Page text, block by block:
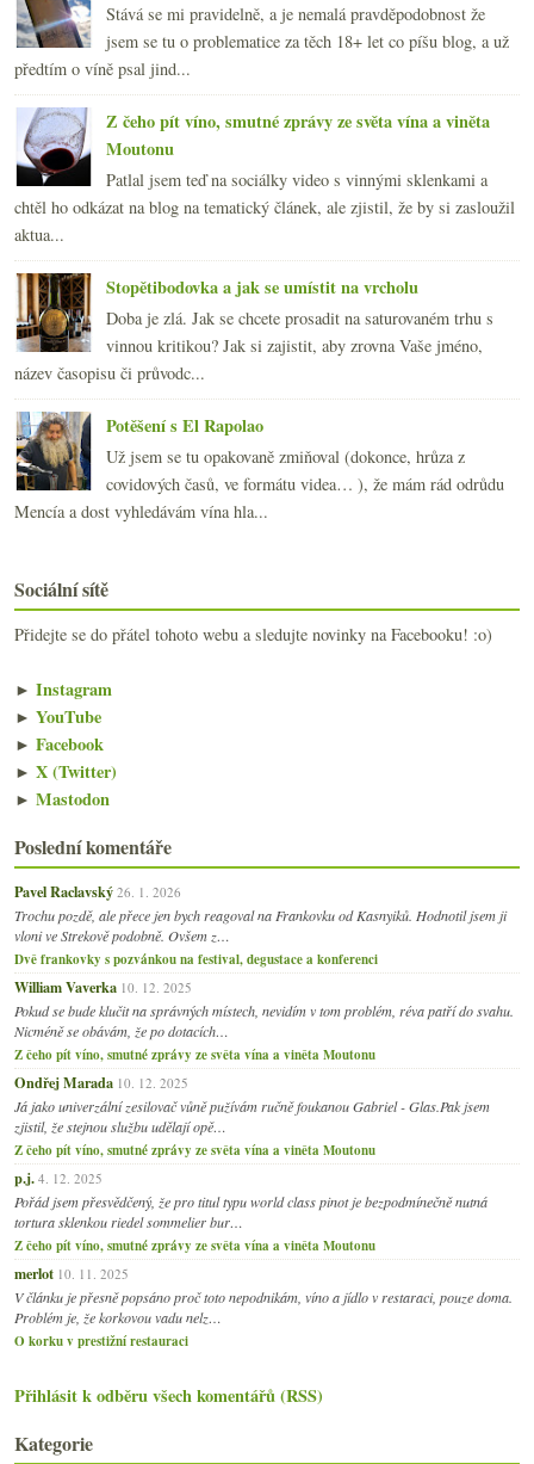
Stává se mi pravidelně, a je nemalá pravděpodobnost že
jsem se tu o problematice za těch 18+ let co píšu blog, a už
předtím o víně psal jind...
Z čeho pít víno, smutné zprávy ze světa vína a viněta
Moutonu
Patlal jsem teď na sociálky video s vinnými sklenkami a
chtěl ho odkázat na blog na tematický článek, ale zjistil, že by si zasloužil
aktua...
Stopětibodovka a jak se umístit na vrcholu
Doba je zlá. Jak se chcete prosadit na saturovaném trhu s
vinnou kritikou? Jak si zajistit, aby zrovna Vaše jméno,
název časopisu či průvodc...
Potěšení s El Rapolao
Už jsem se tu opakovaně zmiňoval (dokonce, hrůza z
covidových časů, ve formátu videa… ), že mám rád odrůdu
Mencía a dost vyhledávám vína hla...
Sociální sítě
Přidejte se do přátel tohoto webu a sledujte novinky na Facebooku! :o)
► Instagram
► YouTube
► Facebook
► X (Twitter)
► Mastodon
Poslední komentáře
Pavel Raclavský 26. 1. 2026
Trochu pozdě, ale přece jen bych reagoval na Frankovku od Kasnyiků. Hodnotil jsem ji
vloni ve Strekově podobně. Ovšem z…
Dvě frankovky s pozvánkou na festival, degustace a konferenci
William Vaverka 10. 12. 2025
Pokud se bude klučit na správných místech, nevidím v tom problém, réva patří do svahu.
Nicméně se obávám, že po dotacích…
Z čeho pít víno, smutné zprávy ze světa vína a viněta Moutonu
Ondřej Marada 10. 12. 2025
Já jako univerzální zesilovač vůně pužívám ručně foukanou Gabriel - Glas.Pak jsem
zjistil, že stejnou službu udělají opě…
Z čeho pít víno, smutné zprávy ze světa vína a viněta Moutonu
p.j. 4. 12. 2025
Pořád jsem přesvědčený, že pro titul typu world class pinot je bezpodmínečně nutná
tortura sklenkou riedel sommelier bur…
Z čeho pít víno, smutné zprávy ze světa vína a viněta Moutonu
merlot 10. 11. 2025
V článku je přesně popsáno proč toto nepodnikám, víno a jídlo v restaraci, pouze doma.
Problém je, že korkovou vadu nelz…
O korku v prestižní restauraci
Přihlásit k odběru všech komentářů (RSS)
Kategorie